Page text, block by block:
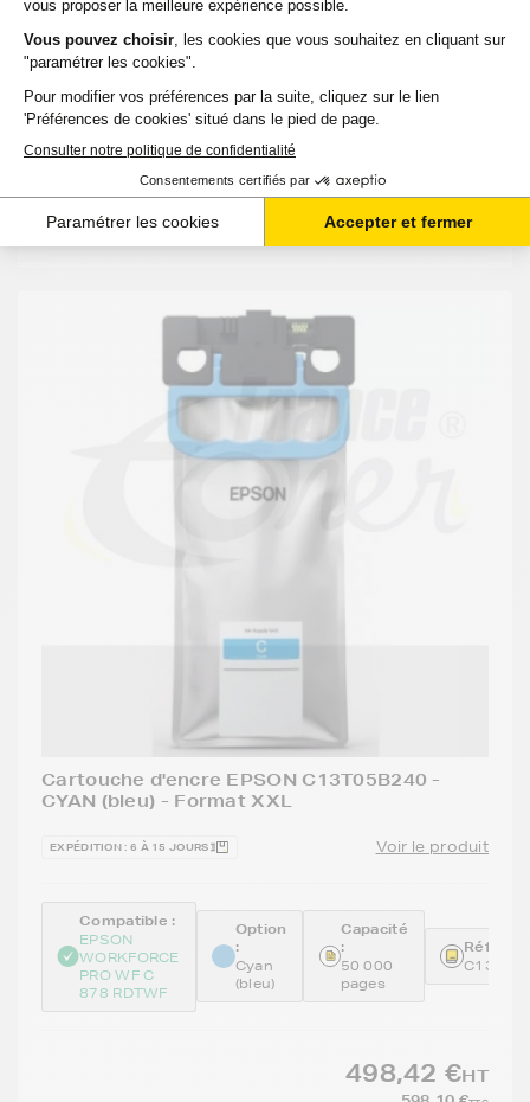
254,74 €HT
Ajouter au panier
Cartouche d'encre EPSON C13T05B240 -
CYAN (bleu) - Format XXL
EXPÉDITION : 6 À 15 JOURS Voir le produit
Compatible :
EPSON
WORKFORCE
PRO WF C
878 RDTWF
Option
:
Cyan
(bleu)
Capacité
:
50 000
pages
498,42 €HT